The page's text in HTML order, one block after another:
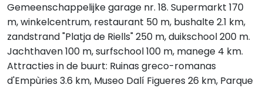
Gemeenschappelijke garage nr. 18. Supermarkt 170
m, winkelcentrum, restaurant 50 m, bushalte 2.1 km,
zandstrand "Platja de Riells" 250 m, duikschool 200 m.
Jachthaven 100 m, surfschool 100 m, manege 4 km.
Attracties in de buurt: Ruinas greco-romanas
d'Empùries 3.6 km, Museo Dalí Figueres 26 km, Parque